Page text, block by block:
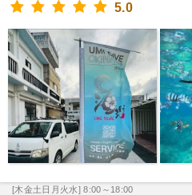
5.0
[木金土日月火水] 8:00～18:00